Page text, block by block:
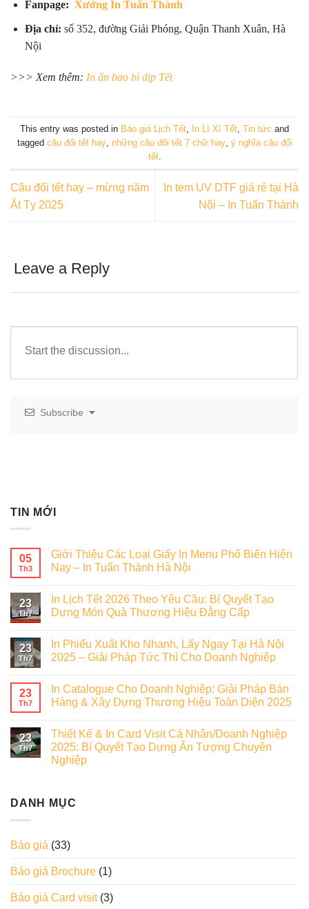
Fanpage: Xưởng In Tuấn Thành
Địa chỉ: số 352, đường Giải Phóng, Quận Thanh Xuân, Hà
Nội
>>> Xem thêm: In ấn bao bì dịp Tết
This entry was posted in Báo giá Lịch Tết In Lì Xì Tết Tin tức and
tagged câu đối tết hay, những câu đôi tết 7 chữ hay, ý nghĩa câu đối
tết.
Câu đối tết hay – mừng năm
Ất Tỵ 2025
In tem UV DTF giá rẻ tại Hà
Nội – In Tuấn Thành
Leave a Reply
Subscribe
TIN MỚI
05
Th3
Giới Thiệu Các Loại Giấy In Menu Phổ Biến Hiện
Nay – In Tuấn Thành Hà Nội
23
Th7
In Lịch Tết 2026 Theo Yêu Cầu: Bí Quyết Tạo
Dựng Món Quà Thương Hiệu Đẳng Cấp
23
Th7
In Phiếu Xuất Kho Nhanh, Lấy Ngay Tại Hà Nội
2025 – Giải Pháp Tức Thì Cho Doanh Nghiệp
23
Th7
In Catalogue Cho Doanh Nghiệp: Giải Pháp Bán
Hàng & Xây Dựng Thương Hiệu Toàn Diện 2025
23
Th7
Thiết Kế & In Card Visit Cá Nhân/Doanh Nghiệp
2025: Bí Quyết Tạo Dựng Ấn Tượng Chuyên
Nghiệp
DANH MỤC
Báo giá (33)
Báo giá Brochure (1)
Báo giá Card visit(3)